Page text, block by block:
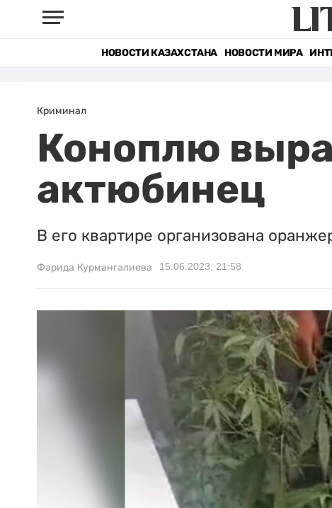
НОВОСТИ КАЗАХСТАНА НОВОСТИ МИРА
Криминал
Коноплю
актюбинец
В его квартире организована
Фарида Курмангалиева 15.06.2023, 21:58